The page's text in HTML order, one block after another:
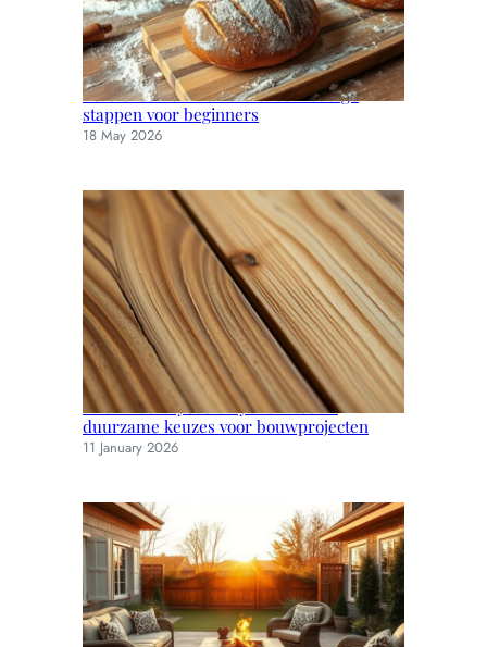
Vers brood bakken thuis: eenvoudige
stappen voor beginners
18 May 2026
Thermisch ayous en yellow cedar:
duurzame keuzes voor bouwprojecten
11 January 2026